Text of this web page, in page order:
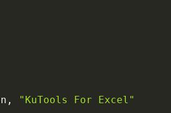
,
"KuTools For Excel"